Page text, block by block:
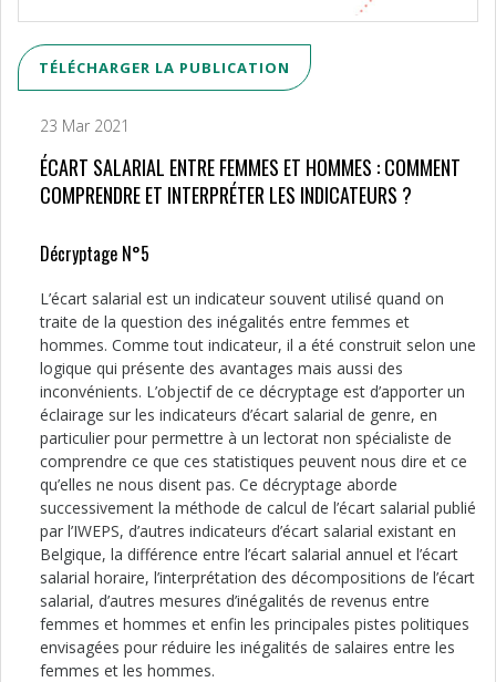
TÉLÉCHARGER LA PUBLICATION
23 Mar 2021
ÉCART SALARIAL ENTRE FEMMES ET HOMMES : COMMENT
COMPRENDRE ET INTERPRÉTER LES INDICATEURS ?
Décryptage N°5
L’écart salarial est un indicateur souvent utilisé quand on
traite de la question des inégalités entre femmes et
hommes. Comme tout indicateur, il a été construit selon une
logique qui présente des avantages mais aussi des
inconvénients. L’objectif de ce décryptage est d’apporter un
éclairage sur les indicateurs d’écart salarial de genre, en
particulier pour permettre à un lectorat non spécialiste de
comprendre ce que ces statistiques peuvent nous dire et ce
qu’elles ne nous disent pas. Ce décryptage aborde
successivement la méthode de calcul de l’écart salarial publié
par l’IWEPS, d’autres indicateurs d’écart salarial existant en
Belgique, la différence entre l’écart salarial annuel et l’écart
salarial horaire, l’interprétation des décompositions de l’écart
salarial, d’autres mesures d’inégalités de revenus entre
femmes et hommes et enfin les principales pistes politiques
envisagées pour réduire les inégalités de salaires entre les
femmes et les hommes.